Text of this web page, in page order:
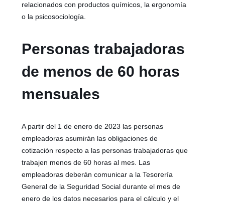
relacionados con productos químicos, la ergonomía
o la psicosociología.
Personas trabajadoras
de menos de 60 horas
mensuales
A partir del 1 de enero de 2023 las personas
empleadoras asumirán las obligaciones de
cotización respecto a las personas trabajadoras que
trabajen menos de 60 horas al mes. Las
empleadoras deberán comunicar a la Tesorería
General de la Seguridad Social durante el mes de
enero de los datos necesarios para el cálculo y el